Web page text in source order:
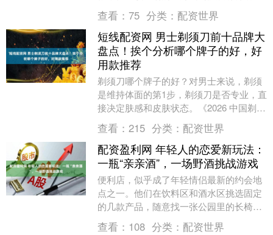
手机会，以77比62击败合肥狂风队，从
而....
查看： 75 分类： 配资世界
短线配资网 男士剃须刀前十品牌大
盘点！挨个分析哪个牌子的好，好
用款推荐
剃须刀哪个牌子的好？对男士来说，剃须
是维持体面的第1步，剃须刀是否专业，直
接决定肤感和皮肤状态。《2026 中国剃须
刀行业发展白皮书》数据显示，国内市场
规模已达....
查看： 215 分类： 配资世界
配资盈利网 年轻人的恋爱新玩法：
一瓶“亲亲酒”，一场野酒挑战游戏
便利店，似乎成了年轻情侣最新的约会地
点之一。他们在饮料区和酒水区挑选固定
的几款产品，随意找一张公园里的长椅坐
下，把饮料和酒兑在一起，各喝一口，相
查看： 108 分类： 配资世界